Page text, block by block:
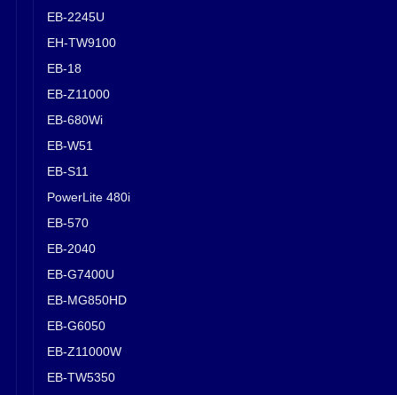
EB-2245U
EH-TW9100
EB-18
EB-Z11000
EB-680Wi
EB-W51
EB-S11
PowerLite 480i
EB-570
EB-2040
EB-G7400U
EB-MG850HD
EB-G6050
EB-Z11000W
EB-TW5350